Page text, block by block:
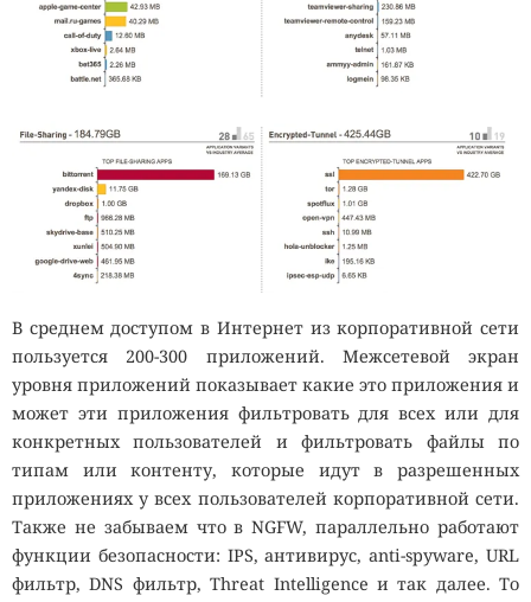
В среднем доступом в Интернет из корпоративной сети
пользуется 200-300 приложений. Межсетевой экран
уровня приложений показывает какие это приложения и
может эти приложения фильтровать для всех или для
конкретных пользователей и фильтровать файлы по
типам или контенту, которые идут в разрешенных
приложениях у всех пользователей корпоративной сети.
Также не забываем что в NGFW, параллельно работают
функции безопасности: IPS, антивирус, anti-spyware, URL
фильтр, DNS фильтр, Threat Intelligence и так далее. То